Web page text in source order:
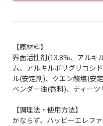
【原材料】
界面活性剤(13.8%、アルキ
ム、アルキルポリグリコシ
ル(安定剤)、クエン酸塩(安
ベンダー油(香料)、ティー
【調理法・使用方法】
かならず、ハッピーエレフ